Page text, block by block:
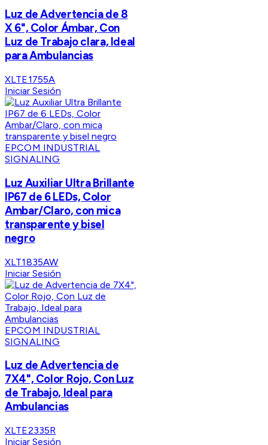
Luz de Advertencia de 8
X 6", Color Ámbar, Con
Luz de Trabajo clara, Ideal
para Ambulancias
XLTE1755A
Iniciar Sesión
EPCOM INDUSTRIAL
SIGNALING
Luz Auxiliar Ultra Brillante
IP67 de 6 LEDs, Color
Ambar/Claro, con mica
transparente y bisel
negro
XLT1835AW
Iniciar Sesión
EPCOM INDUSTRIAL
SIGNALING
Luz de Advertencia de
7X4", Color Rojo, Con Luz
de Trabajo, Ideal para
Ambulancias
XLTE2335R
Iniciar Sesión